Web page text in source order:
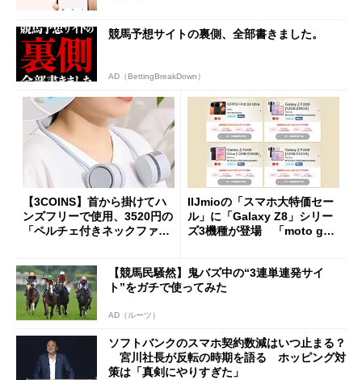
競馬予想サイトの裏側、全部書きました。
AD（BettingBreakDown）
【3COINS】首から掛けてハ
ンズフリーで使用、3520円の
「ペルチェ付きネックファ
IIJmioの「スマホ大特価セー
ル」に「Galaxy Z8」シリー
ズ3機種が登場 「moto g37
【競馬民騒然】鬼バズ中の“3連単連発サイ
ト”をガチで使ってみた
AD（ルーツ）
ソフトバンクのスマホ契約数減はいつ止まる？
宮川社長が反転の時期を語る ホッピング対
策は「真剣にやりすぎた」